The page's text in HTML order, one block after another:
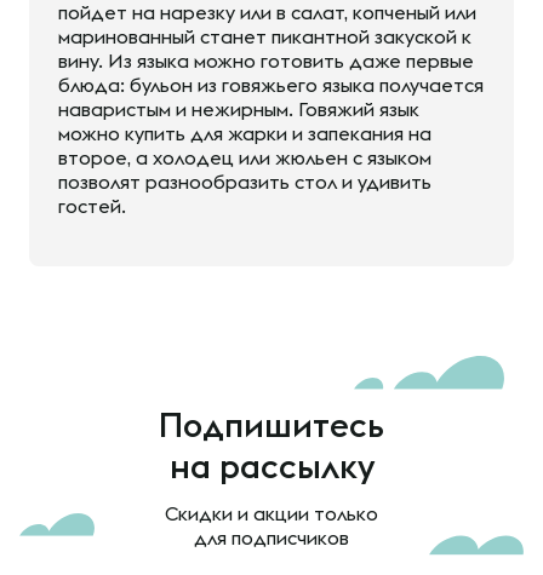
пойдет на нарезку или в салат, копченый или
маринованный станет пикантной закуской к
вину. Из языка можно готовить даже первые
блюда: бульон из говяжьего языка получается
наваристым и нежирным. Говяжий язык
можно купить для жарки и запекания на
второе, а холодец или жюльен с языком
позволят разнообразить стол и удивить
гостей.
Подпишитесь
на рассылку
Скидки и акции только
для подписчиков